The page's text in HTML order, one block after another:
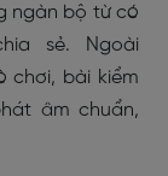
ngàn bộ từ có
sẻ. Ngoài
chơi, bài kiểm
âm chuẩn,